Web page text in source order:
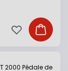
Ajouter
Ajouter à ma
2000 Pédale de